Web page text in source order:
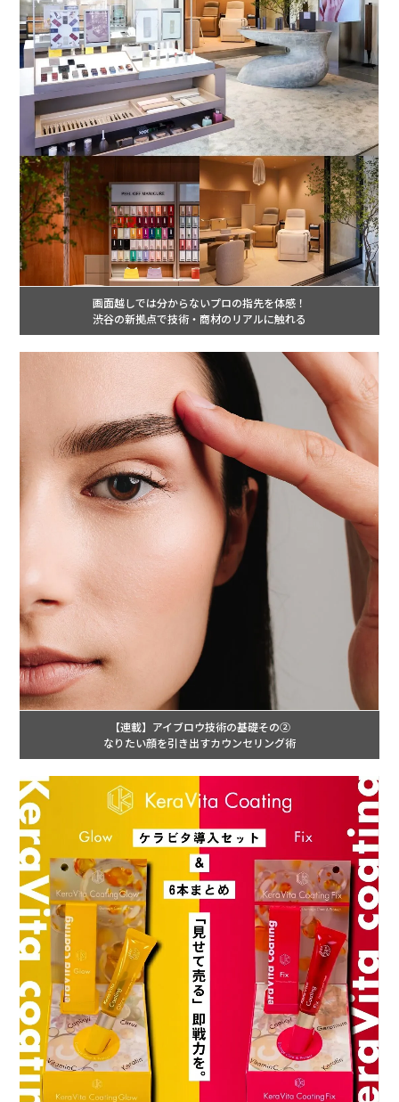
画面越しでは分からないプロの指先を体感！
渋谷の新拠点で技術・商材のリアルに触れる
【連載】アイブロウ技術の基礎その②
なりたい顔を引き出すカウンセリング術